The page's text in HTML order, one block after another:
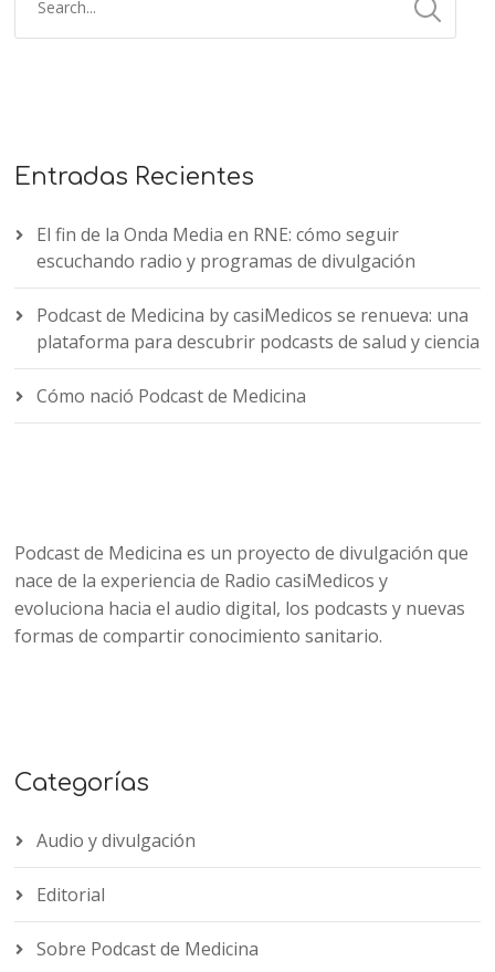
Entradas Recientes
El fin de la Onda Media en RNE: cómo seguir
escuchando radio y programas de divulgación
Podcast de Medicina by casiMedicos se renueva: una
plataforma para descubrir podcasts de salud y ciencia
Cómo nació Podcast de Medicina
Podcast de Medicina es un proyecto de divulgación que
nace de la experiencia de Radio casiMedicos y
evoluciona hacia el audio digital, los podcasts y nuevas
formas de compartir conocimiento sanitario.
Categorías
Audio y divulgación
Editorial
Sobre Podcast de Medicina